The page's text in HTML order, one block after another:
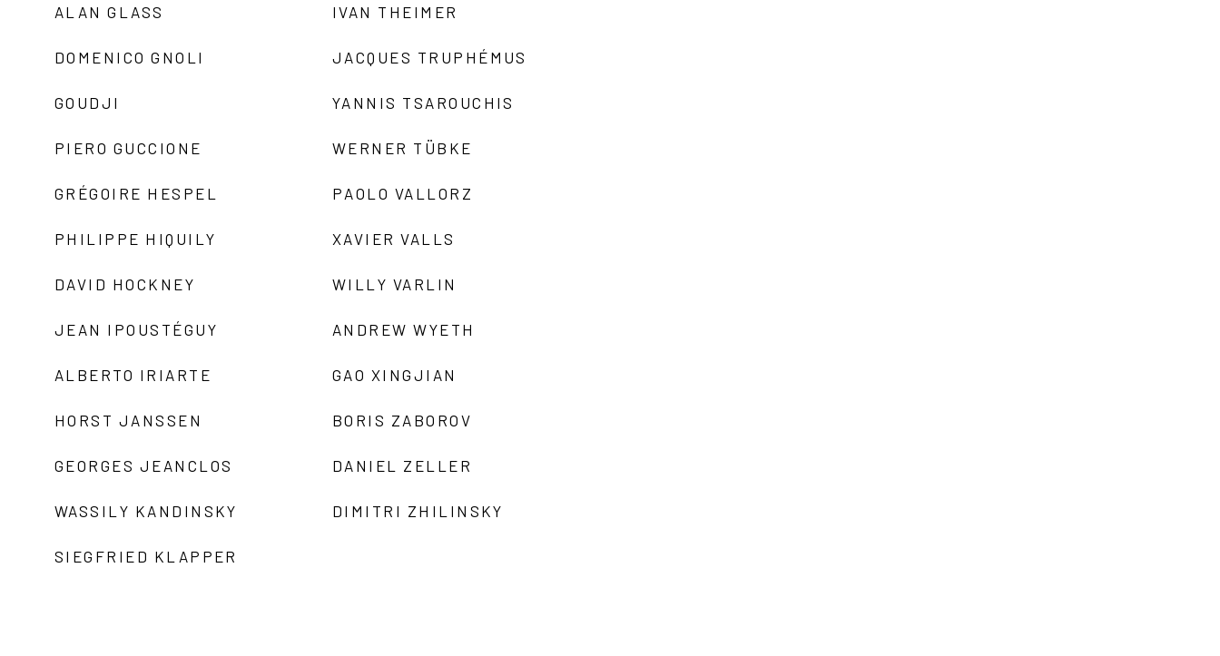
ALAN GLASS
DOMENICO GNOLI
GOUDJI
PIERO GUCCIONE
GRÉGOIRE HESPEL
PHILIPPE HIQUILY
DAVID HOCKNEY
JEAN IPOUSTÉGUY
ALBERTO IRIARTE
HORST JANSSEN
GEORGES JEANCLOS
WASSILY KANDINSKY
SIEGFRIED KLAPPER
IVAN THEIMER
JACQUES TRUPHÉMUS
YANNIS TSAROUCHIS
WERNER TÜBKE
PAOLO VALLORZ
XAVIER VALLS
WILLY VARLIN
ANDREW WYETH
GAO XINGJIAN
BORIS ZABOROV
DANIEL ZELLER
DIMITRI ZHILINSKY